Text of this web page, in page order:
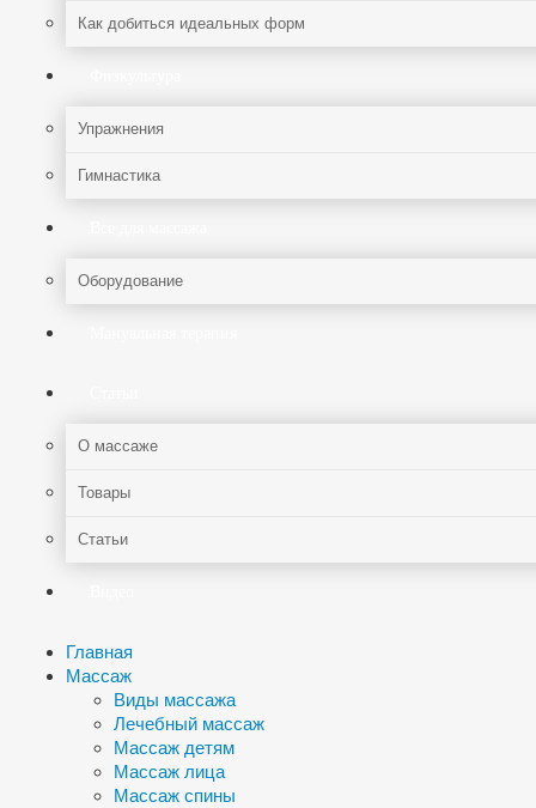
Как добиться идеальных форм
Упражнения
Гимнастика
Оборудование
О массаже
Товары
Статьи
Главная
Массаж
Виды массажа
Лечебный массаж
Массаж детям
Массаж лица
Массаж спины